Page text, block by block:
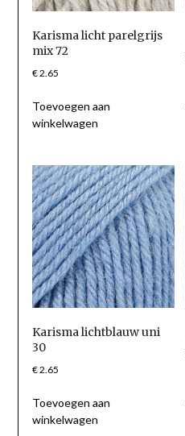
Karisma licht parelgrijs
mix 72
€2.65
Toevoegen aan
winkelwagen
Karisma lichtblauw uni
30
€2.65
Toevoegen aan
winkelwagen